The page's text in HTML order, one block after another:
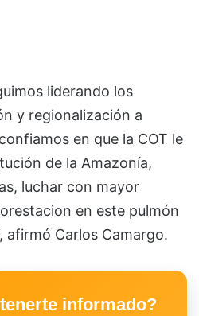
liderando los
y regionalización a
en que la COT le
de la Amazonía,
luchar con mayor
en este pulmón
afirmó Carlos Camargo.
informado?